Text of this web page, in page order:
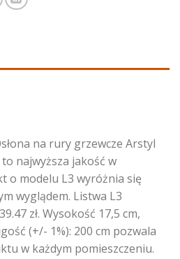
na rury grzewcze Arstyl
najwyższa jakość w
o modelu L3 wyróżnia się
wyglądem. Listwa L3
zł. Wysokość 17,5 cm,
(+/- 1%): 200 cm pozwala
w każdym pomieszczeniu.